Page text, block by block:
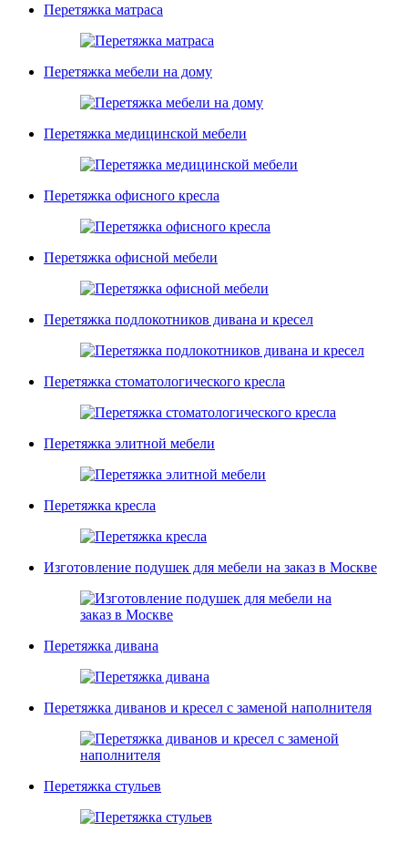
Перетяжка матраса
Перетяжка мебели на дому
Перетяжка медицинской мебели
Перетяжка офисного кресла
Перетяжка офисной мебели
Перетяжка подлокотников дивана и кресел
Перетяжка стоматологического кресла
Перетяжка элитной мебели
Перетяжка кресла
Изготовление подушек для мебели на заказ в Москве
Перетяжка дивана
Перетяжка диванов и кресел с заменой наполнителя
Перетяжка стульев